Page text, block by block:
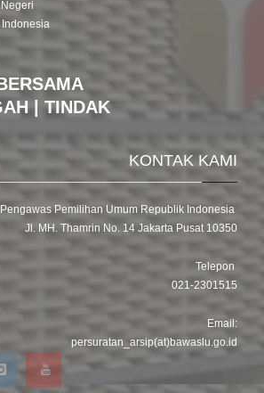
| TINDAK
KONTAK KAMI
Pemilihan Umum Republik Indonesia
Jl. MH. Thamrin No. 14 Jakarta Pusat 10350
Telepon
021-2301515
Email:
persuratan_arsip(at)bawaslu.go.id